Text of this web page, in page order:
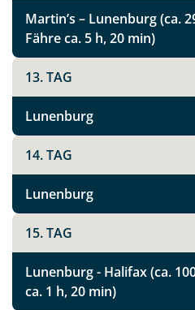
Teile diese Reise
Prince Edward
Martin’s – Lunenburg (ca.
Fähre ca. 5 h, 20 min)
13. TAG
Lunenburg
14. TAG
Lunenburg
15. TAG
Lunenburg - Halifax (ca.
ca. 1 h, 20 min)